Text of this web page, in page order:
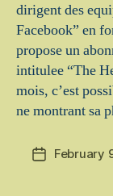
dirigent des
Facebook” en
propose un
intitulee “The
mois, c’est
ne montrant sa
PostFebruary